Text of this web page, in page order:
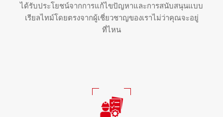
ได้รับประโยชน์จากการแก้ไขปัญหาและการสนับสนุนแบบ
เรียลไทม์โดยตรงจากผู้เชี่ยวชาญของเราไม่ว่าคุณจะอยู่
ที่ไหน